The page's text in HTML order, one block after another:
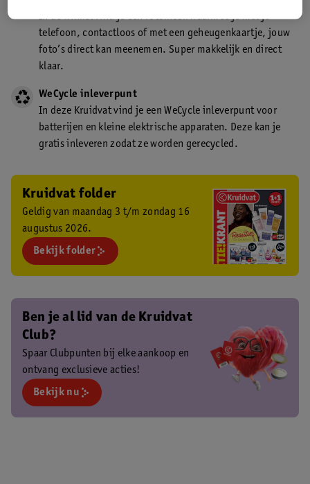
In de winkel vind je een fotokiosk waarmee je met je
telefoon, contactloos of met een geheugenkaartje, jouw
foto’s direct kan meenemen. Super makkelijk en direct
klaar.
WeCycle inleverpunt
In deze Kruidvat vind je een WeCycle inleverpunt voor
batterijen en kleine elektrische apparaten. Deze kan je
gratis inleveren zodat ze worden gerecycled.
Kruidvat folder
Geldig van maandag 3 t/m zondag 16
augustus 2026.
Bekijk folder
Ben je al lid van de Kruidvat
Club?
Spaar Clubpunten bij elke aankoop en
ontvang exclusieve acties!
Bekijk nu